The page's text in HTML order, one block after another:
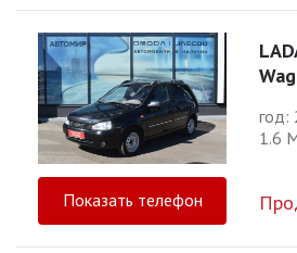
год:
1.6
Показать телефон